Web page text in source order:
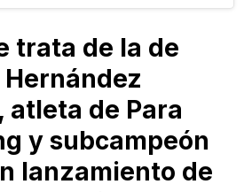
trata de la de
atleta de Para
y subcampeón
lanzamiento de